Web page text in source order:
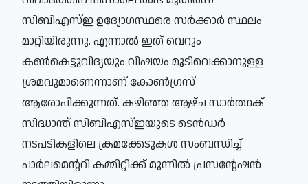
സിബിഎസ്ഇ ഉദ്യോഗസ്ഥരെ സർക്കാർ സ്ഥലം
മാറ്റിയിരുന്നു. എന്നാൽ ഇത് വെറും
കൺകെട്ടുവിദ്യയും വിഷയം മൂടിവെക്കാനുള്ള
ശ്രമവുമാണെന്നാണ് കോൺഗ്രസ്
ആരോപിക്കുന്നത്. കഴിഞ്ഞ ആഴ്ച സാർത്ഥക്
സിദ്ധാന്ത് സിബിഎസ്ഇയുടെ ടെൻഡർ
നടപടികളിലെ ക്രമക്കേടുകൾ സംബന്ധിച്ച്
പാർലമെന്ററി കമ്മിറ്റിക്ക് മുന്നിൽ പ്രസന്റേഷൻ